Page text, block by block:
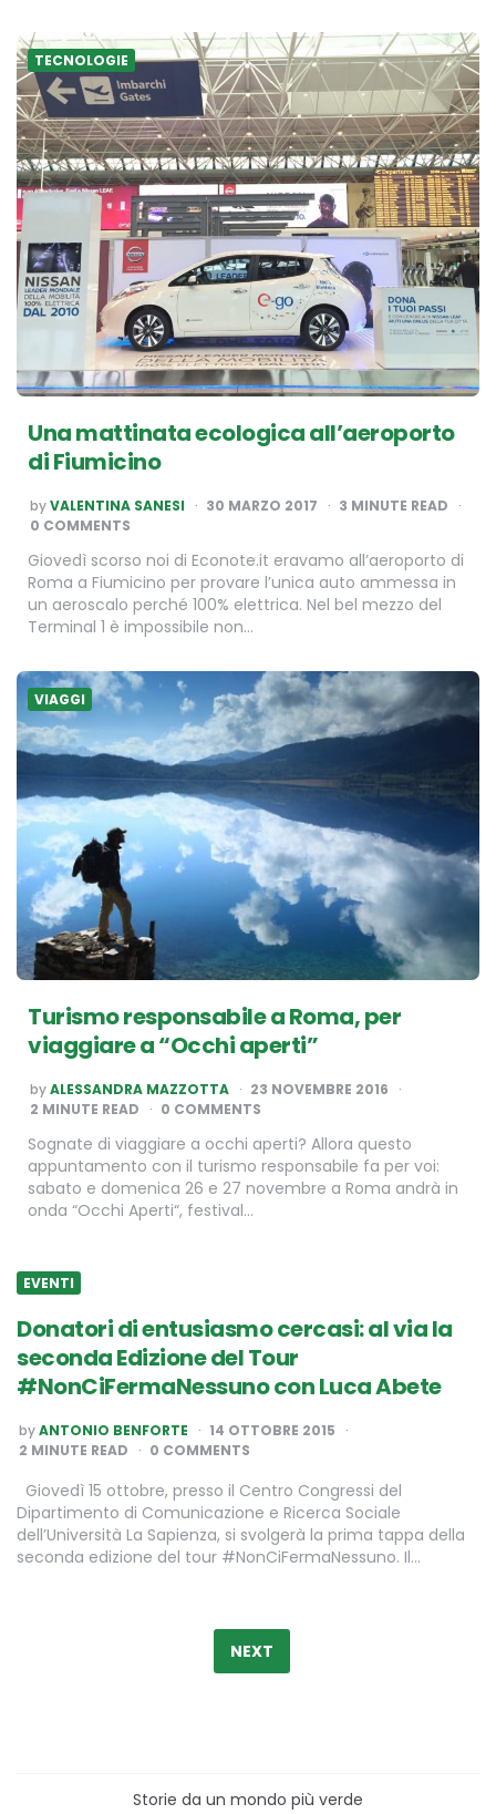
TECNOLOGIE
Una mattinata ecologica all’aeroporto
di Fiumicino
POSTED
BY
byVALENTINA SANESI 30 MARZO 2017 3 MINUTE READ
0 COMMENTS
Giovedì scorso noi di Econote.it eravamo all’aeroporto di
Roma a Fiumicino per provare l’unica auto ammessa in
un aeroscalo perché 100% elettrica. Nel bel mezzo del
Terminal 1 è impossibile non…
VIAGGI
Turismo responsabile a Roma, per
viaggiare a “Occhi aperti”
POSTED
BY
byALESSANDRA MAZZOTTA
23 NOVEMBRE 2016
2 MINUTE READ 0 COMMENTS
Sognate di viaggiare a occhi aperti? Allora questo
appuntamento con il turismo responsabile fa per voi:
sabato e domenica 26 e 27 novembre a Roma andrà in
onda “Occhi Aperti“, festival…
EVENTI
Donatori di entusiasmo cercasi: al via la
seconda Edizione del Tour
#NonCiFermaNessuno con Luca Abete
POSTED
BY
byANTONIO BENFORTE
14 OTTOBRE 2015
2 MINUTE READ 0 COMMENTS
Giovedì 15 ottobre, presso il Centro Congressi del
Dipartimento di Comunicazione e Ricerca Sociale
dell’Università La Sapienza, si svolgerà la prima tappa della
seconda edizione del tour #NonCiFermaNessuno. Il…
NEXT
Storie da un mondo più verde